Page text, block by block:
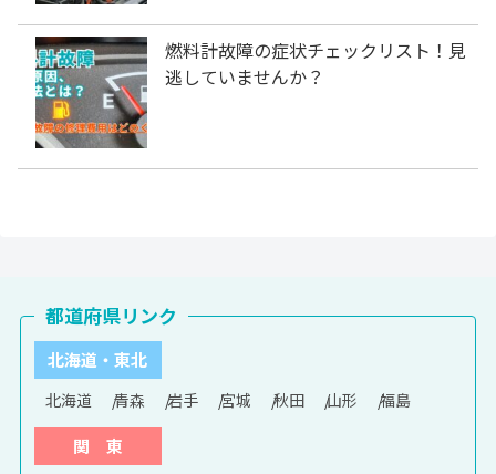
燃料計故障の症状チェックリスト！見
逃していませんか？
北海道・東北
北海道 青森 岩手 宮城 秋田 山形 福島
関 東
都道府県リンク